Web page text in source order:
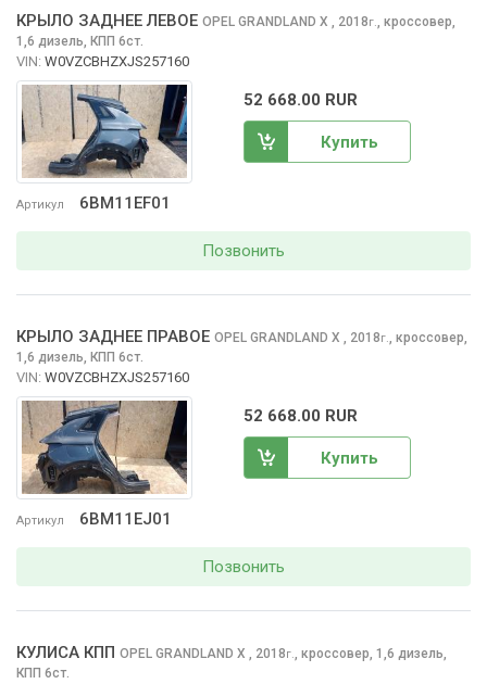
Артикул 6BM11EF01
КРЫЛО ЗАДНЕЕ ЛЕВОЕ OPEL GRANDLAND X , 2018г., кроссовер,
1,6 дизель, КПП 6ст.
VIN: W0VZCBHZXJS257160
52 668.00 RUR
Купить
Позвонить
Артикул 6BM11EJ01
КРЫЛО ЗАДНЕЕ ПРАВОЕ OPEL GRANDLAND X , 2018г., кроссовер,
1,6 дизель, КПП 6ст.
VIN: W0VZCBHZXJS257160
52 668.00 RUR
Купить
Позвонить
КУЛИСА КПП OPEL GRANDLAND X , 2018г., кроссовер, 1,6 дизель,
КПП 6ст.